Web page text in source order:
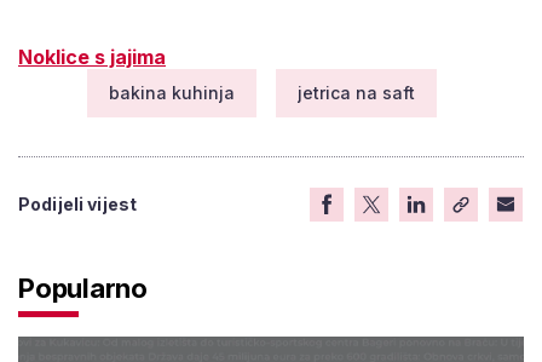
Noklice s jajima
bakina kuhinja jetrica na saft
Podijeli vijest
Popularno